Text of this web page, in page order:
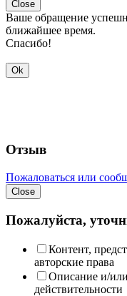
Close
Ваше обращение
ближайшее время.
Спасибо!
Ok
Отзыв
Пожаловаться или
Close
Пожалуйста,
Контент,
авторские права
Описание и/
действительности